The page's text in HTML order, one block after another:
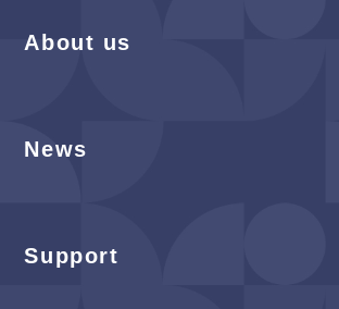
About us
News
Support